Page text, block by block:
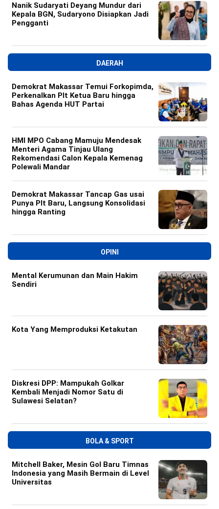
Nanik Sudaryati Deyang Mundur dari
Kepala BGN, Sudaryono Disiapkan Jadi
Pengganti
DAERAH
Demokrat Makassar Temui Forkopimda,
Perkenalkan Plt Ketua Baru hingga
Bahas Agenda HUT Partai
HMI MPO Cabang Mamuju Mendesak
Menteri Agama Tinjau Ulang
Rekomendasi Calon Kepala Kemenag
Polewali Mandar
Demokrat Makassar Tancap Gas usai
Punya Plt Baru, Langsung Konsolidasi
hingga Ranting
OPINI
Mental Kerumunan dan Main Hakim
Sendiri
Kota Yang Memproduksi Ketakutan
Diskresi DPP: Mampukah Golkar
Kembali Menjadi Nomor Satu di
Sulawesi Selatan?
BOLA & SPORT
Mitchell Baker, Mesin Gol Baru Timnas
Indonesia yang Masih Bermain di Level
Universitas